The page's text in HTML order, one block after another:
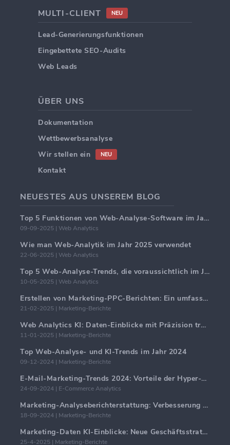
MULTI-CLIENT NEU
Lead-Generierungsfunktionen
Eingebettete SEO-Audits
Web Leads
ÜBER UNS
Dokumentation
Wettbewerbsanalyse
Wir stellen ein
NEU
Kontakt
NEUESTES AUS UNSEREM BLOG
Top 5 Funktionen von Web-Analyse-Software im Jahr 2025
09-09-2025 | Web Analytics
Wie man Web-Analytik im Jahr 2025 verwendet
22-06-2025 | Web Analytics
Top 5 Web-Analyse-Trends, die voraussichtlich im Jahr 2025 dominieren werden
10-05-2025 | Web Analytics
Erstellen von Marketing-PPC-Berichten: Ein umfassender Leitfaden
21-02-2025 | Marketing-Berichte
Web Analytics KI: Daten-Einblicke mit Präzision transformieren
11-01-2025 | Marketing-Berichte
Top Web-Analyse- und KI-Trends im Jahr 2024
09-12-2024 | Marketing-Berichte
E-Mail-Marketing-Trends 2024: Vorteile der Hyper-Personalisierung
24-09-2024 | E-Commerce Analytics
Marketing-Analyseberichterstattung: Verbesserung der Geschäftseinblicke
18-09-2024 | Marketing-Berichte
Marketing-Daten KI-Einblicke: Neue Geschäftsstrategien für 2024
25-4-2025 | Marketing-Berichte